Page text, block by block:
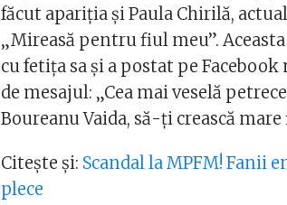
făcut apariția și Paula Chirilă,
„Mireasă pentru fiul meu”.
cu fetița sa și a postat pe
de mesajul: „Cea mai veselă
Boureanu Vaida, să-ţi crească
Citește și: Scandal la MPFM! Fanii
plece